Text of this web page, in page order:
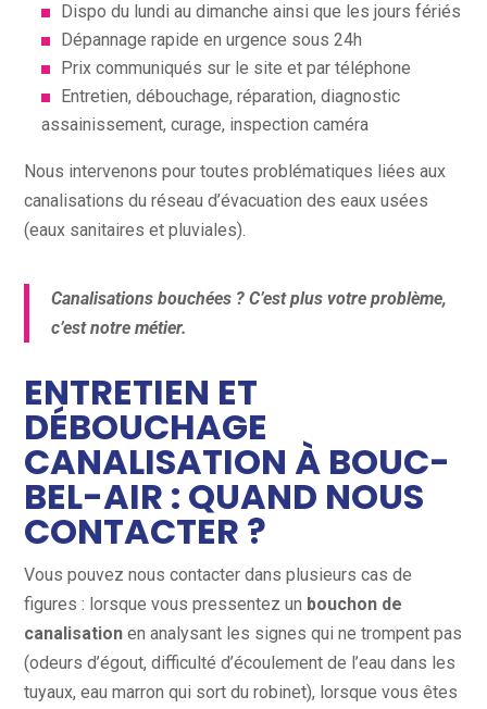
Dispo du lundi au dimanche ainsi que les jours fériés
Dépannage rapide en urgence sous 24h
Prix communiqués sur le site et par téléphone
Entretien, débouchage, réparation, diagnostic
assainissement, curage, inspection caméra
Nous intervenons pour toutes problématiques liées aux
canalisations du réseau d’évacuation des eaux usées
(eaux sanitaires et pluviales).
Canalisations bouchées ? C’est plus votre problème,
c’est notre métier.
ENTRETIEN ET
DÉBOUCHAGE
CANALISATION À BOUC-
BEL-AIR : QUAND NOUS
CONTACTER ?
Vous pouvez nous contacter dans plusieurs cas de
figures : lorsque vous pressentez un bouchon de
canalisation en analysant les signes qui ne trompent pas
(odeurs d’égout, difficulté d’écoulement de l’eau dans les
tuyaux, eau marron qui sort du robinet), lorsque vous êtes